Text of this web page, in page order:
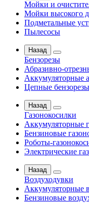
Мойки и
Мойки высокого
Подметальные
Пылесосы
Назад
Бензорезы
Абразивно-
Аккумуляторные
Цепные бензорезы
Назад
Газонокосилки
Аккумуляторные
Бензиновые
Роботы-
Электрические
Назад
Воздуходувки
Аккумуляторные
Бензиновые